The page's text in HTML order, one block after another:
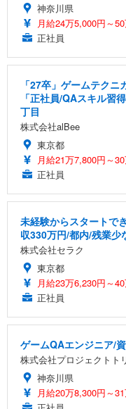
神奈川県
月給24万5,000円～
正社員
「27卒」ゲームテク
「正社員/QAスキル習
丁目
株式会社alBee
東京都
月給21万7,800円～
正社員
未経験からスタートで
収330万円/都内/残業少
株式会社セラク
東京都
月給23万6,230円～
正社員
ゲームQAエンジニア/
株式会社プロジェクトト
神奈川県
月給20万8,300円～